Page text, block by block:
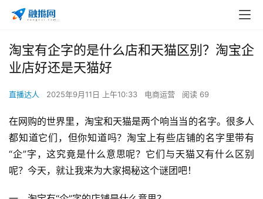
淘宝有企字的是什么店和天猫区别？淘宝企
业店好还是天猫好
直播达人 2025年9月11日 上午10:33 电商运营 阅读 69
在网购的世界里，淘宝和天猫是两个响当当的名字。很多人
都知道它们，但你知道吗？淘宝上有些店铺的名字里带有
“企”字，这究竟是什么意思呢？它们与天猫又有什么区别
呢？今天，就让我来为大家揭秘这个谜团吧！